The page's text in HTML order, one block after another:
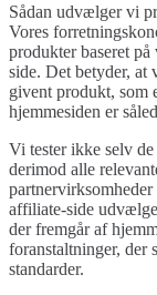
Sådan udvælger vi
Vores
produkter baseret
side. Det betyder, at
givent produkt, som
hjemmesiden er
Vi tester ikke selv
derimod alle
affiliate-side
der fremgår af
foranstaltninger, der
standarder.